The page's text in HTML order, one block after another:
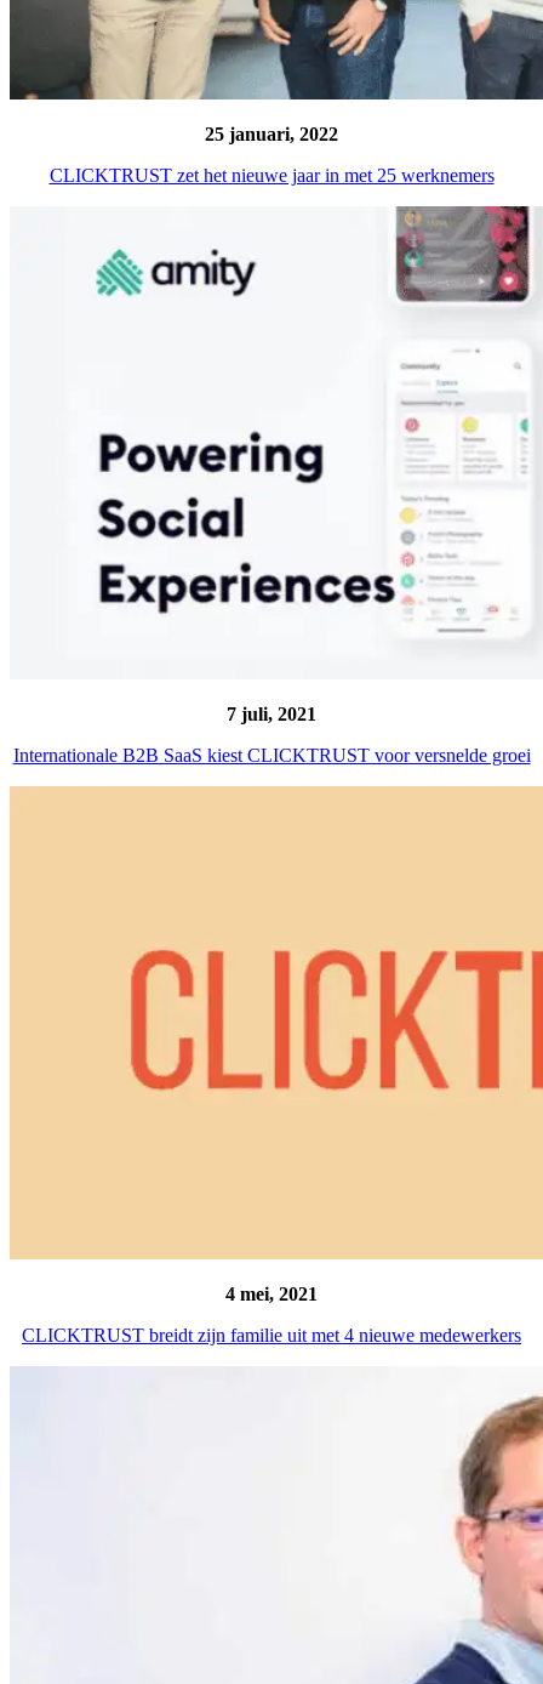
25 januari, 2022
CLICKTRUST zet het nieuwe jaar in met 25 werknemers
7 juli, 2021
Internationale B2B SaaS kiest CLICKTRUST voor versnelde groei
4 mei, 2021
CLICKTRUST breidt zijn familie uit met 4 nieuwe medewerkers